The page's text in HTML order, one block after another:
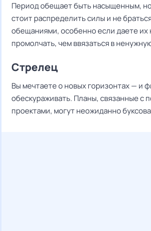
Период обещает быть насыщенным,
стоит распределить силы и не
обещаниями, особенно если даете
промолчать, чем ввязаться в
Стрелец
Вы мечтаете о новых горизонтах — и
обескураживать. Планы, связанные с
проектами, могут неожиданно